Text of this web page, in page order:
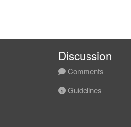
Discussion
Comments
Guidelines